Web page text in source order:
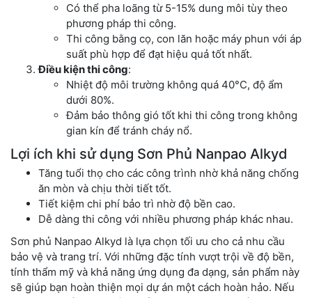
Có thể pha loãng từ 5-15% dung môi tùy theo
phương pháp thi công.
Thi công bằng cọ, con lăn hoặc máy phun với áp
suất phù hợp để đạt hiệu quả tốt nhất.
Điều kiện thi công:
Nhiệt độ môi trường không quá 40°C, độ ẩm
dưới 80%.
Đảm bảo thông gió tốt khi thi công trong không
gian kín để tránh cháy nổ.
Lợi ích khi sử dụng Sơn Phủ Nanpao Alkyd
Tăng tuổi thọ cho các công trình nhờ khả năng chống
ăn mòn và chịu thời tiết tốt.
Tiết kiệm chi phí bảo trì nhờ độ bền cao.
Dễ dàng thi công với nhiều phương pháp khác nhau.
Sơn phủ Nanpao Alkyd là lựa chọn tối ưu cho cả nhu cầu
bảo vệ và trang trí. Với những đặc tính vượt trội về độ bền,
tính thẩm mỹ và khả năng ứng dụng đa dạng, sản phẩm này
sẽ giúp bạn hoàn thiện mọi dự án một cách hoàn hảo. Nếu